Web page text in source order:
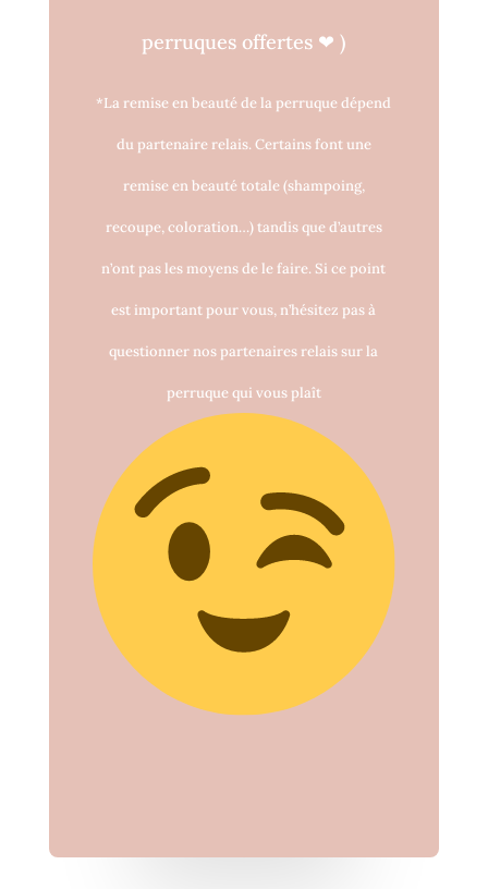
perruques offertes ❤)
*La remise en beauté de la perruque dépend
du partenaire relais. Certains font une
remise en beauté totale (shampoing,
recoupe, coloration…) tandis que d’autres
n’ont pas les moyens de le faire. Si ce point
est important pour vous, n’hésitez pas à
questionner nos partenaires relais sur la
perruque qui vous plaît